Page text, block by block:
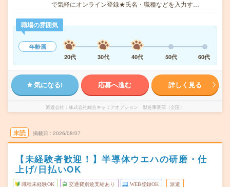
で気軽にオンライン登録★氏名・職種などを入力す…
職場の雰囲気
年齢層
20代
30代 40代 50代 60代
気になる! 応募へ進む 詳しく見る
派遣会社 株式会社綜合キャリアオプション 製造事業部（全国）
未読 掲載日 2026/08/07
【未経験者歓迎！】半導体ウエハの研磨・仕
上げ/日払いOK
職種未経験OK 交通費別途支給あり WEB登録OK 派遣